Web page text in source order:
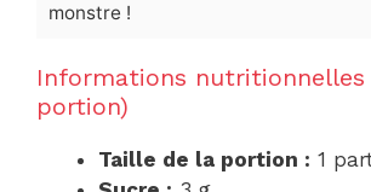
monstre !
Informations nutritionnelles
portion)
Taille de la portion : 1